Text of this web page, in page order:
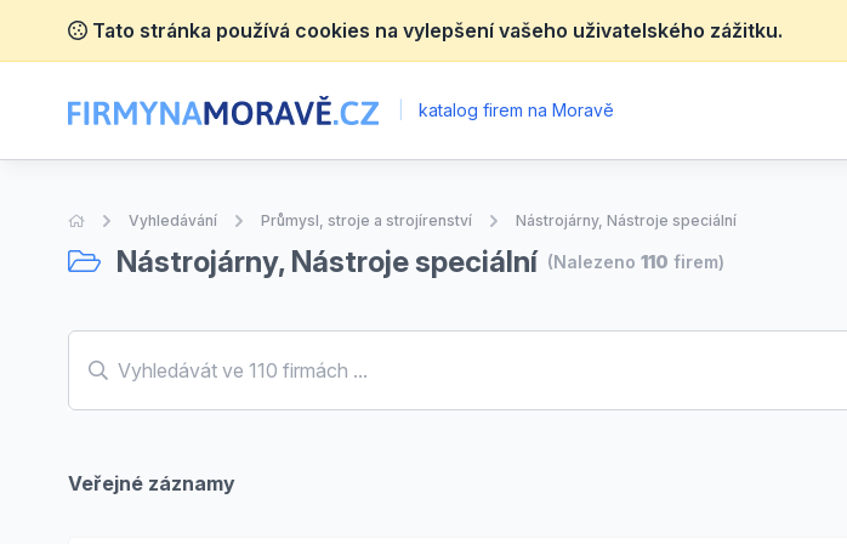
Tato stránka používá cookies na vylepšení vašeho uživatelského zážitku.
katalog firem na Moravě
Úvodní stránka
Vyhledávání Průmysl, stroje a strojírenství Nástrojárny, Nástroje speciální
Nástrojárny, Nástroje speciální (Nalezeno 110 firem)
Veřejné záznamy